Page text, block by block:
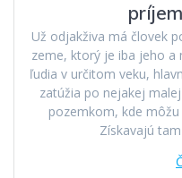
Už odjakživa má človek
zeme, ktorý je iba jeho a
ľudia v určitom veku,
zatúžia po nejakej
pozemkom, kde
Získavajú